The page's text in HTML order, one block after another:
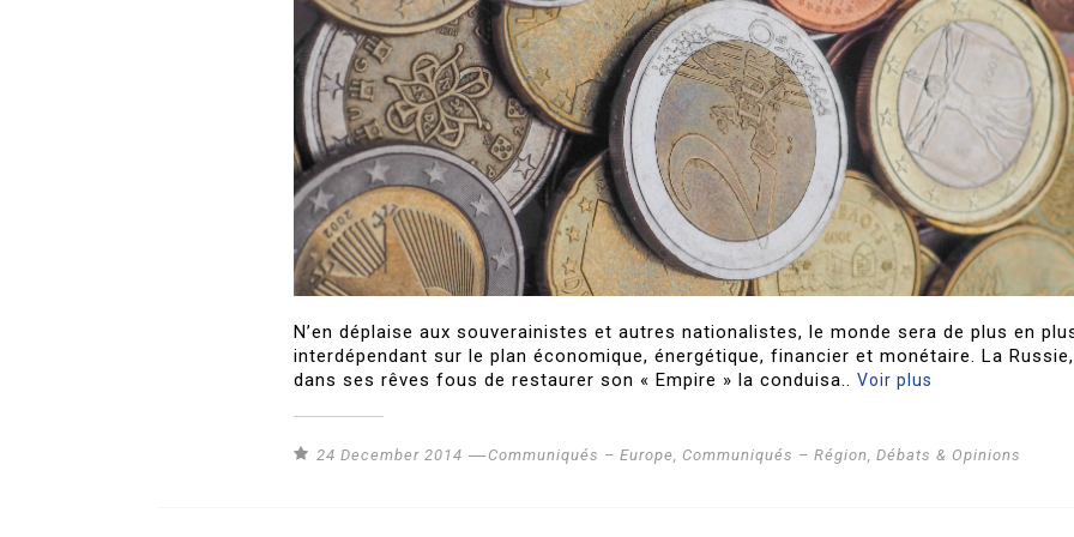
N’en déplaise aux souverainistes et autres nationalistes, le monde sera de plus en
interdépendant sur le plan économique, énergétique, financier et monétaire. La Russie,
dans ses rêves fous de restaurer son « Empire » la conduisa.. Voir plus
24 December 2014 Communiqués – Europe, Communiqués – Région, Débats & Opinions